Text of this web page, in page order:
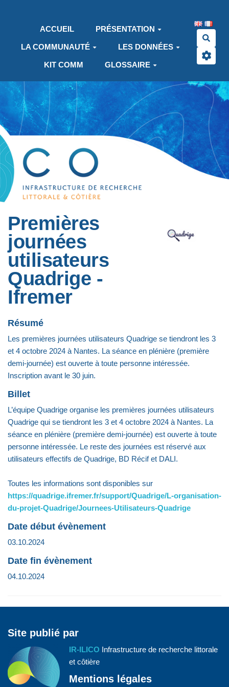
ACCUEIL
PRÉSENTATION
LA COMMUNAUTÉ LES DONNÉES
KIT COMM GLOSSAIRE
Premières
journées
utilisateurs
Quadrige -
Ifremer
Résumé
Les premières journées utilisateurs Quadrige se tiendront les 3
et 4 octobre 2024 à Nantes. La séance en plénière (première
demi-journée) est ouverte à toute personne intéressée.
Inscription avant le 30 juin.
Billet
L’équipe Quadrige organise les premières journées utilisateurs
Quadrige qui se tiendront les 3 et 4 octobre 2024 à Nantes. La
séance en plénière (première demi-journée) est ouverte à toute
personne intéressée. Le reste des journées est réservé aux
utilisateurs effectifs de Quadrige, BD Récif et DALI.
Toutes les informations sont disponibles sur
https://quadrige.ifremer.fr/support/Quadrige/L-organisation-
du-projet-Quadrige/Journees-Utilisateurs-Quadrige
Date début évènement
03.10.2024
Date fin évènement
04.10.2024
Site publié par
IR-ILICO Infrastructure de recherche littorale
et côtière
Mentions légales